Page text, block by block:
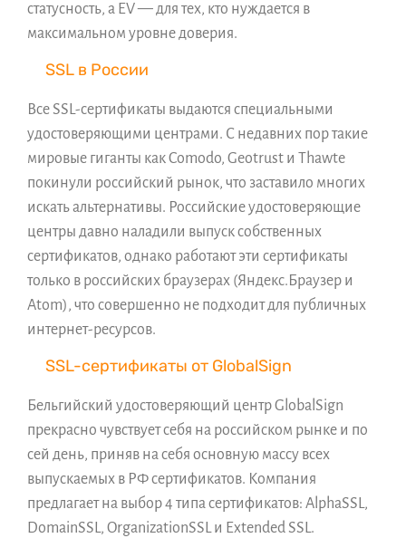
статусность, а EV — для тех, кто нуждается в
максимальном уровне доверия.
SSL в России
Все SSL-сертификаты выдаются специальными
удостоверяющими центрами. С недавних пор такие
мировые гиганты как Comodo, Geotrust и Thawte
покинули российский рынок, что заставило многих
искать альтернативы. Российские удостоверяющие
центры давно наладили выпуск собственных
сертификатов, однако работают эти сертификаты
только в российских браузерах (Яндекс.Браузер и
Atom), что совершенно не подходит для публичных
интернет-ресурсов.
SSL-сертификаты от GlobalSign
Бельгийский удостоверяющий центр GlobalSign
прекрасно чувствует себя на российском рынке и по
сей день, приняв на себя основную массу всех
выпускаемых в РФ сертификатов. Компания
предлагает на выбор 4 типа сертификатов: AlphaSSL,
DomainSSL, OrganizationSSL и Extended SSL.